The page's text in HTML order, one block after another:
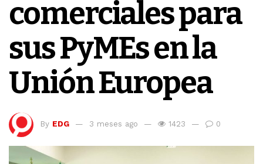
comerciales para
sus PyMEs en la
Unión Europea
By EDG 3 meses ago 1423 0